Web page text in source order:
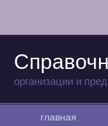
организации и
главная